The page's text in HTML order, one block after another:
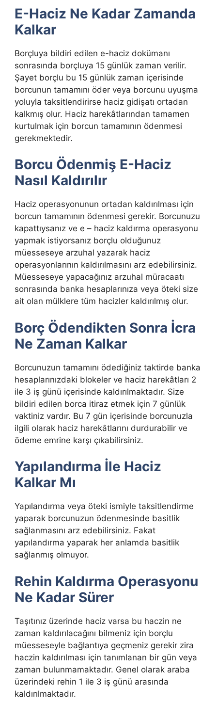
E-Haciz Ne Kadar Zamanda
Kalkar
Borçluya bildiri edilen e-haciz dokümanı
sonrasında borçluya 15 günlük zaman verilir.
Şayet borçlu bu 15 günlük zaman içerisinde
borcunun tamamını öder veya borcunu uyuşma
yoluyla taksitlendirirse haciz gidişatı ortadan
kalkmış olur. Haciz harekâtlarından tamamen
kurtulmak için borcun tamamının ödenmesi
gerekmektedir.
Borcu Ödenmiş E-Haciz
Nasıl Kaldırılır
Haciz operasyonunun ortadan kaldırılması için
borcun tamamının ödenmesi gerekir. Borcunuzu
kapattıysanız ve e – haciz kaldırma operasyonu
yapmak istiyorsanız borçlu olduğunuz
müesseseye arzuhal yazarak haciz
operasyonlarının kaldırılmasını arz edebilirsiniz.
Müesseseye yapacağınız arzuhal müracaatı
sonrasında banka hesaplarınıza veya öteki size
ait olan mülklere tüm hacizler kaldırılmış olur.
Borç Ödendikten Sonra İcra
Ne Zaman Kalkar
Borcunuzun tamamını ödediğiniz taktirde banka
hesaplarınızdaki blokeler ve haciz harekâtları 2
ile 3 iş günü içerisinde kaldırılmaktadır. Size
bildiri edilen borca itiraz etmek için 7 günlük
vaktiniz vardır. Bu 7 gün içerisinde borcunuzla
ilgili olarak haciz harekâtlarını durdurabilir ve
ödeme emrine karşı çıkabilirsiniz.
Yapılandırma İle Haciz
Kalkar Mı
Yapılandırma veya öteki ismiyle taksitlendirme
yaparak borcunuzun ödenmesinde basitlik
sağlanmasını arz edebilirsiniz. Fakat
yapılandırma yaparak her anlamda basitlik
sağlanmış olmuyor.
Rehin Kaldırma Operasyonu
Ne Kadar Sürer
Taşıtınız üzerinde haciz varsa bu haczin ne
zaman kaldırılacağını bilmeniz için borçlu
müesseseyle bağlantıya geçmeniz gerekir zira
haczin kaldırılması için tanımlanan bir gün veya
zaman bulunmamaktadır. Genel olarak araba
üzerindeki rehin 1 ile 3 iş günü arasında
kaldırılmaktadır.